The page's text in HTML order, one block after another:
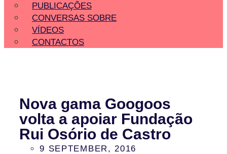
PUBLICAÇÕES
CONVERSAS SOBRE
VÍDEOS
CONTACTOS
Nova gama Googoos
volta a apoiar Fundação
Rui Osório de Castro
9 SEPTEMBER, 2016